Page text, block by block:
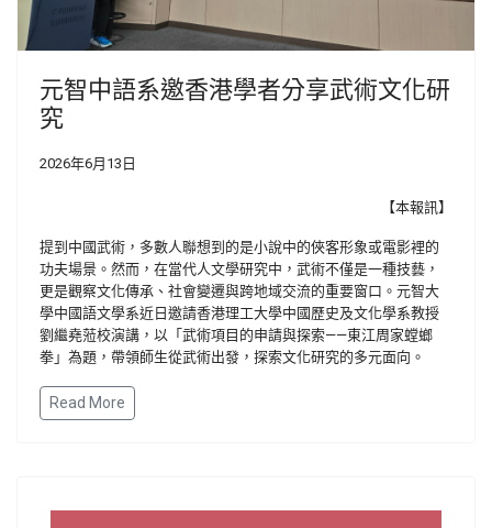
元智中語系邀香港學者分享武術文化研
究
2026年6月13日
【本報訊】
提到中國武術，多數人聯想到的是小說中的俠客形象或電影裡的
功夫場景。然而，在當代人文學研究中，武術不僅是一種技藝，
更是觀察文化傳承、社會變遷與跨地域交流的重要窗口。元智大
學中國語文學系近日邀請香港理工大學中國歷史及文化學系教授
劉繼堯蒞校演講，以「武術項目的申請與探索——東江周家螳螂
拳」為題，帶領師生從武術出發，探索文化研究的多元面向。
Read More